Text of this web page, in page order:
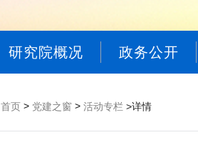
研究院概况 政务公开
首页 > 党建之窗 > 活动专栏 >详情